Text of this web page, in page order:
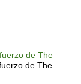
de The
de The